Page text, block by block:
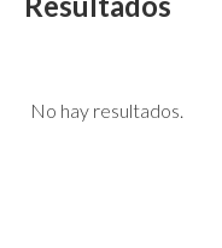
No hay resultados.